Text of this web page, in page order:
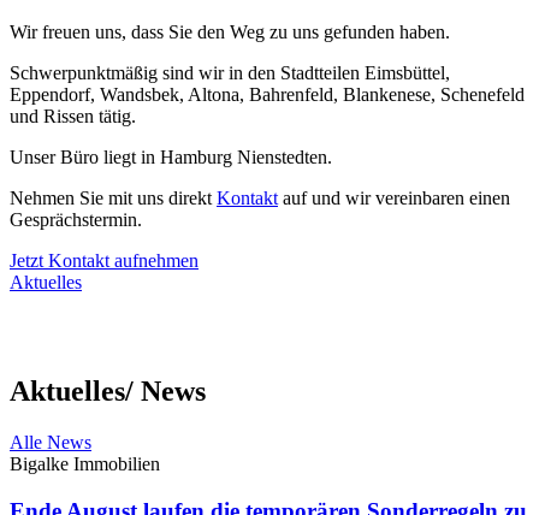
Wir freuen uns, dass Sie den Weg zu uns gefunden haben.
Schwerpunktmäßig sind wir in den Stadtteilen Eimsbüttel,
Eppendorf, Wandsbek, Altona, Bahrenfeld, Blankenese, Schenefeld
und Rissen tätig.
Unser Büro liegt in Hamburg Nienstedten.
Nehmen Sie mit uns direkt Kontakt auf und wir vereinbaren einen
Gesprächstermin.
Jetzt Kontakt aufnehmen
Aktuelles
Aktuelles/ News
Alle News
Bigalke Immobilien